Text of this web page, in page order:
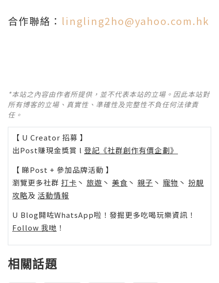
合作聯絡： lingling2ho@yahoo.com.hk
*本站之內容由作者所提供，並不代表本站的立場。因此本站對
所有博客的立場、真實性、準確性及完整性不負任何法律責
任。
【 U Creator 招募 】
出Post賺現金獎賞 l 登記《社群創作有價企劃》
【 睇Post + 參加品牌活動 】
瀏覽更多社群 打卡 丶 旅遊 丶 美食 丶 親子 丶 寵物 丶 扮靚
攻略及 活動情報
U Blog開咗WhatsApp啦！發掘更多吃喝玩樂資訊！
Follow 我哋 ！
相關話題